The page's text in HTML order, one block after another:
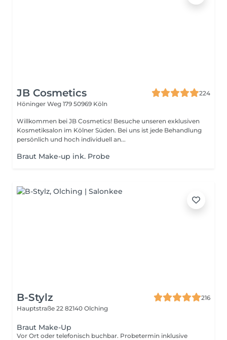
JB Cosmetics
224
Höninger Weg 179 50969 Köln
Willkommen bei JB Cosmetics! Besuche unseren exklusiven
Kosmetiksalon im Kölner Süden. Bei uns ist jede Behandlung
persönlich und hoch individuell an...
Braut Make-up ink. Probe
B-Stylz
216
Hauptstraße 22 82140 Olching
Braut Make-Up
Vor Ort oder telefonisch buchbar. Probetermin inklusive